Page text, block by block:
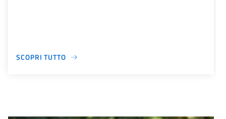
SCOPRI TUTTO